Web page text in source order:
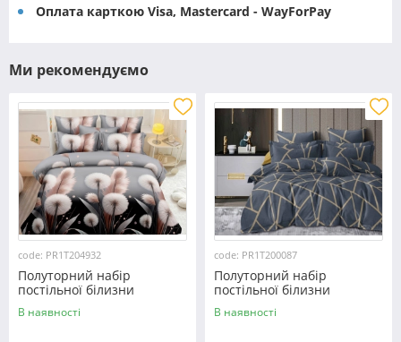
Оплата карткою Visa, Mastercard - WayForPay
Ми рекомендуємо
code: PR1T204932
Полуторний набір
постільної білизни
150*220 із полікотону
№204932 Черешенька™
В наявності
code: PR1T200087
Полуторний набір
постільної білизни
150*220 із полікотону
№200087 Черешенька™
В наявності